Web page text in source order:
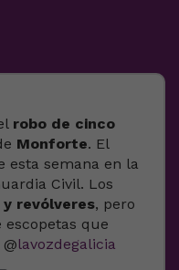
robo de cinco
Monforte. El
esta semana en la
Civil. Los
revólveres, pero
que
lavozdegalicia